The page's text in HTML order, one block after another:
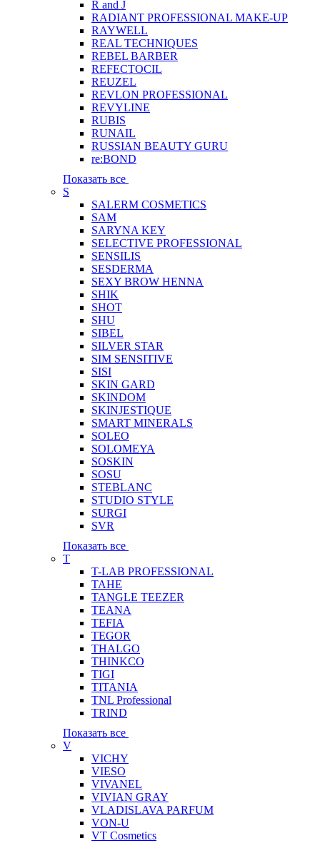
R and J
RADIANT PROFESSIONAL MAKE-UP
RAYWELL
REAL TECHNIQUES
REBEL BARBER
REFECTOCIL
REUZEL
REVLON PROFESSIONAL
REVYLINE
RUBIS
RUNAIL
RUSSIAN BEAUTY GURU
re:BOND
Показать все
S
SALERM COSMETICS
SAM
SARYNA KEY
SELECTIVE PROFESSIONAL
SENSILIS
SESDERMA
SEXY BROW HENNA
SHIK
SHOT
SHU
SIBEL
SILVER STAR
SIM SENSITIVE
SISI
SKIN GARD
SKINDOM
SKINJESTIQUE
SMART MINERALS
SOLEO
SOLOMEYA
SOSKIN
SOSU
STEBLANC
STUDIO STYLE
SURGI
SVR
Показать все
T
T-LAB PROFESSIONAL
TAHE
TANGLE TEEZER
TEANA
TEFIA
TEGOR
THALGO
THINKCO
TIGI
TITANIA
TNL Professional
TRIND
Показать все
V
VICHY
VIESO
VIVANEL
VIVIAN GRAY
VLADISLAVA PARFUM
VON-U
VT Cosmetics